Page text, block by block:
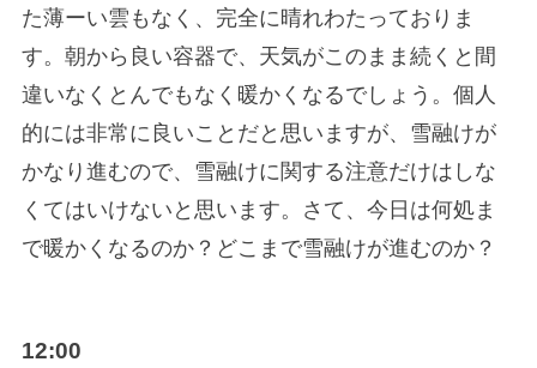
た薄ーい雲もなく、完全に晴れわたっておりま
す。朝から良い容器で、天気がこのまま続くと間
違いなくとんでもなく暖かくなるでしょう。個人
的には非常に良いことだと思いますが、雪融けが
かなり進むので、雪融けに関する注意だけはしな
くてはいけないと思います。さて、今日は何処ま
で暖かくなるのか？どこまで雪融けが進むのか？
12:00